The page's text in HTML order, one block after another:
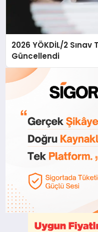
2026 YÖKDİL/2
Güncellendi